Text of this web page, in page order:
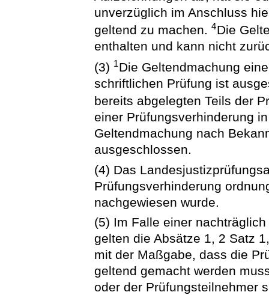
unverzüglich im Anschluss
geltend zu machen.4Die
enthalten und kann nicht
(3) 1Die Geltendmachung
schriftlichen Prüfung ist
bereits abgelegten Teils der
einer Prüfungsverhinderung
Geltendmachung nach
ausgeschlossen.
(4) Das
Prüfungsverhinderung
nachgewiesen wurde.
(5) Im Falle einer
gelten die Absätze 1, 2 Satz
mit der Maßgabe, dass die
geltend gemacht werden
oder der Prüfungsteilnehmer